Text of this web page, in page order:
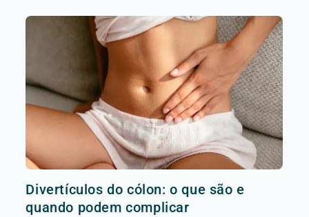
Divertículos do cólon: o que são e
quando podem complicar